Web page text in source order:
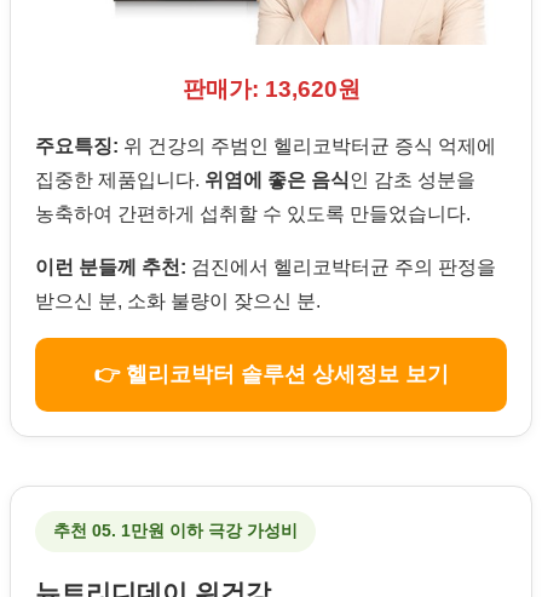
판매가: 13,620원
주요특징: 위 건강의 주범인 헬리코박터균 증식 억제에
집중한 제품입니다. 위염에 좋은 음식인 감초 성분을
농축하여 간편하게 섭취할 수 있도록 만들었습니다.
이런 분들께 추천: 검진에서 헬리코박터균 주의 판정을
받으신 분, 소화 불량이 잦으신 분.
👉 헬리코박터 솔루션 상세정보 보기
추천 05. 1만원 이하 극강 가성비